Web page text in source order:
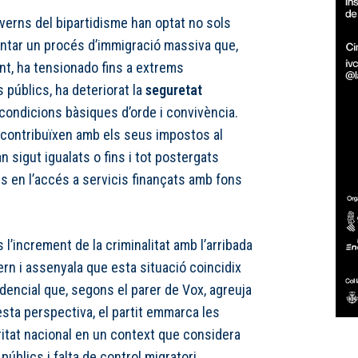
del bipartidisme han optat no sols
un procés d’immigració massiva que,
ha tensionado fins a extrems
ha deteriorat laseguretat
bàsiques d’orde i convivència.
amb els seus impostos al
sigut igualats o fins i tot postergats
en l’accés a servicis finançats amb fons
de la criminalitat amb l’arribada
i assenyala que esta situació coincidix
que, segons el parer de Vox, agreuja
perspectiva, el partit emmarca les
nacional en un context que considera